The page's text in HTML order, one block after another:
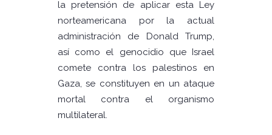
la pretensión de aplicar esta Ley
norteamericana por la actual
administración de Donald Trump,
así como el genocidio que Israel
comete contra los palestinos en
Gaza, se constituyen en un ataque
mortal contra el organismo
multilateral.